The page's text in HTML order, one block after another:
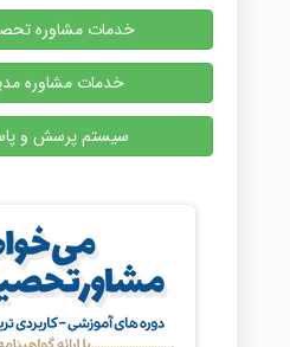
خدمات مشاوره
خدمات مشاوره
سیستم پرسش و